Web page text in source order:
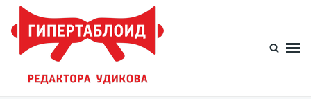
Перейти
содержимому
Искать: